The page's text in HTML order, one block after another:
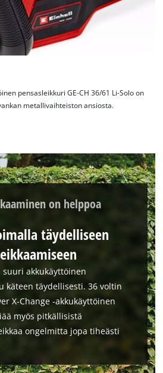
to the list of technologies used.
byUsercentrics Consent
Management Platform
pensasleikkuri GE-CH 36/61 Li-Solo on
metallivaihteiston ansiosta.
on helppoa
täydelliseen
suuri akkukäyttöinen
käteen täydellisesti. 36 voltin
X-Change -akkukäyttöinen
myös pitkällisistä
ongelmitta jopa tiheästi